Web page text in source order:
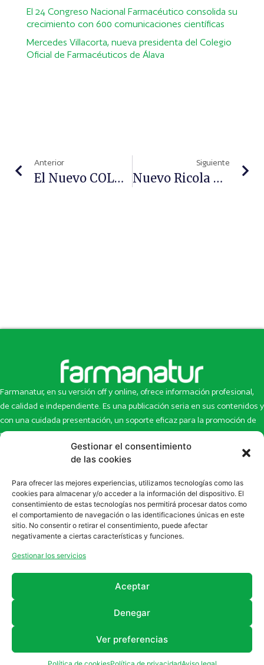
Gestionar el consentimiento
de las cookies
Para ofrecer las mejores experiencias, utilizamos tecnologías como las
cookies para almacenar y/o acceder a la información del dispositivo. El
consentimiento de estas tecnologías nos permitirá procesar datos como
el comportamiento de navegación o las identificaciones únicas en este
sitio. No consentir o retirar el consentimiento, puede afectar
negativamente a ciertas características y funciones.
Gestionar los servicios
Aceptar
Denegar
Ver preferencias
El 24 Congreso Nacional Farmacéutico consolida su
crecimiento con 600 comunicaciones científicas
Mercedes Villacorta, nueva presidenta del Colegio
Oficial de Farmacéuticos de Álava
Anterior
El Nuevo COLNATUR Complex Cúrcuma Incorpora Cúrcuma
Siguiente
Nuevo Ricola Multi Active, Mayor Sensación De Libertad Al Respirar
Farmanatur, en su versión off y online, ofrece información profesional,
de calidad e independiente. Es una publicación seria en sus contenidos y
con una cuidada presentación, un soporte eficaz para la promoción de
productos y novedades.
Inicio
Newsletter
Eco Multimedia
Contacto
Artículos
Escaparate
Enlaces de interés
SUSCRÍBETE A NUESTRO NEWSLETTER
la sección deNewsletter
Revista Farmanatur